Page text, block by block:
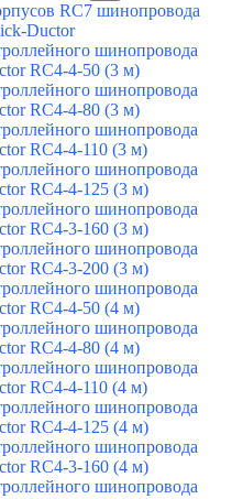
RC7 шинопровода
Ductor
шинопровода
RC4-4-50 (3 м)
шинопровода
RC4-4-80 (3 м)
шинопровода
RC4-4-110 (3 м)
шинопровода
RC4-4-125 (3 м)
шинопровода
RC4-3-160 (3 м)
шинопровода
RC4-3-200 (3 м)
шинопровода
RC4-4-50 (4 м)
шинопровода
RC4-4-80 (4 м)
шинопровода
RC4-4-110 (4 м)
шинопровода
RC4-4-125 (4 м)
шинопровода
RC4-3-160 (4 м)
шинопровода